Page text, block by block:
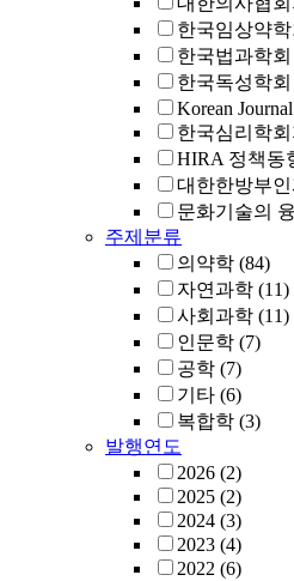
한국임상약학
한국법과학회
한국독성학
Korean
한국심리학
HIRA 정책동
대한한방부인
문화기술의
주제분류
의약학 (84)
자연과학 (11)
사회과학 (11)
인문학 (7)
공학 (7)
기타 (6)
복합학 (3)
발행연도
2026 (2)
2025 (2)
2024 (3)
2023 (4)
2022 (6)